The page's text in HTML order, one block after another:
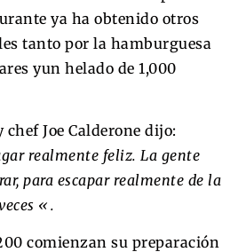
ya ha obtenido otros
tanto por la hamburguesa
yun helado de 1,000
Joe Calderone dijo:
realmente feliz. La gente
para escapar realmente de la
«.
comienzan su preparación